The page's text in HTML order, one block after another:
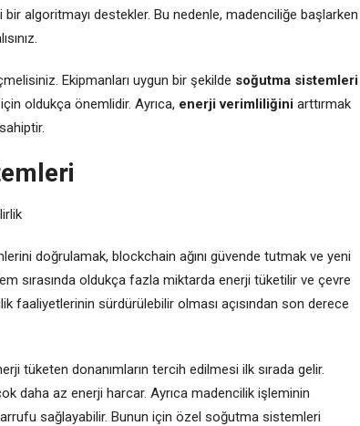
algoritmayı destekler. Bu nedenle, madenciliğe başlarken
Ekipmanları uygun bir şekilde soğutma sistemleri
oldukça önemlidir. Ayrıca, enerji verimliliğini arttırmak
doğrulamak, blockchain ağını güvende tutmak ve yeni
sırasında oldukça fazla miktarda enerji tüketilir ve çevre
faaliyetlerinin sürdürülebilir olması açısından son derece
tüketen donanımların tercih edilmesi ilk sırada gelir.
daha az enerji harcar. Ayrıca madencilik işleminin
sağlayabilir. Bunun için özel soğutma sistemleri